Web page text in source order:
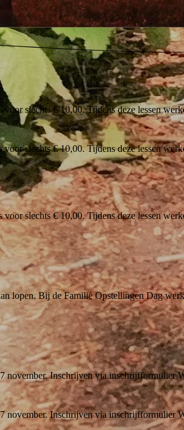
slechts € 10,00. Tijdens deze lessen
slechts € 10,00. Tijdens deze lessen
slechts € 10,00. Tijdens deze lessen
lopen. Bij de Familie Opstellingen Dag
Inschrijven via inschrijfformulier
Inschrijven via inschrijfformulier